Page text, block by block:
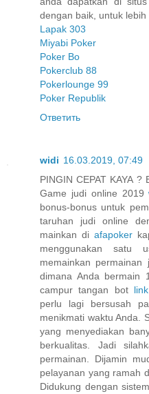
dengan baik, untuk
Lapak 303
Miyabi Poker
Poker Bo
Pokerclub 88
Pokerlounge 99
Poker Republik
Ответить
widi 16.03.2019, 07:49
PINGIN CEPAT KAYA
Game judi online 2019
bonus-bonus untuk
taruhan judi online
mainkan di afapoker
menggunakan satu
memainkan
dimana Anda bermain
campur tangan bot
perlu lagi bersusah
menikmati waktu Anda.
yang menyediakan
berkualitas. Jadi
permainan. Dijamin
pelayanan yang ramah
Didukung dengan